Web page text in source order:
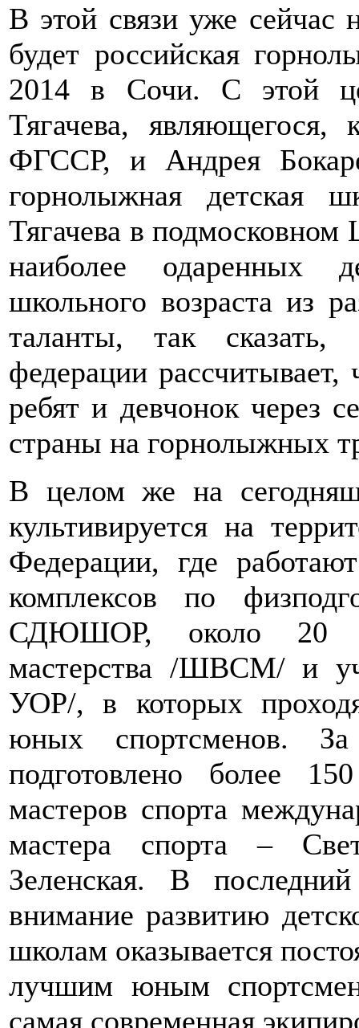
В этой связи уже сейчас
будет российская
2014 в Сочи. С этой
Тягачева, являющегося,
ФГССР, и Андрея
горнолыжная детская
Тягачева в
наиболее одаренных
школьного возраста из
таланты, так
федерации
ребят и девчонок через
страны на горнолыжных
В целом же на
культивируется на
Федерации, где
комплексов по
СДЮШОР, около 20
мастерства /ШВСМ/ и
УОР/, в которых
юных спортсменов.
подготовлено более
мастеров спорта
мастера спорта –
Зеленская. В
внимание развитию
школам оказывается
лучшим юным
самая современная